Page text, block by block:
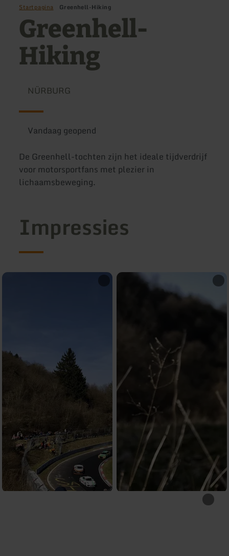
Startpagina Greenhell-Hiking
Greenhell-
Hiking
NÜRBURG
Vandaag geopend
De Greenhell-tochten zijn het ideale tijdverdrijf
voor motorsportfans met plezier in
lichaamsbeweging.
Impressies